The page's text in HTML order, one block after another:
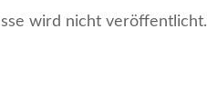
wird nicht veröffentlicht.